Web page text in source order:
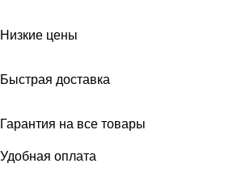
Низкие цены
Быстрая доставка
Гарантия на все товары
Удобная оплата